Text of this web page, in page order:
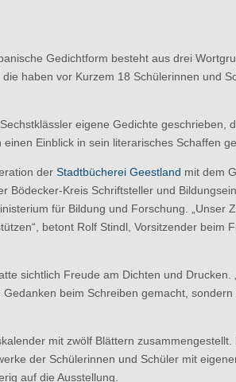
Gedichtform besteht aus drei
haben vor Kurzem 18 Schülerinnen und
eigene Gedichte geschrieben,
Einblick in sein literarisches Schaffen
der Stadtbücherei Geestland mit dem
Bödecker-Kreis Schriftsteller und
für Bildung und Forschung.
betont Rolf Stindl, Vorsitzender
sichtlich Freude am Dichten und
beim Schreiben gemacht,
mit zwölf Blättern
der Schülerinnen und Schüler mit
auf die Ausstellung.